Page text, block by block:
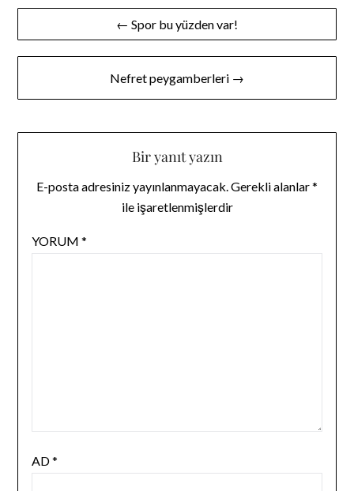
Yazı
gezinmesi
← Spor bu yüzden var!
Nefret peygamberleri →
Bir yanıt yazın
E-posta adresiniz yayınlanmayacak.Gerekli alanlar*
ile işaretlenmişlerdir
YORUM *
AD*